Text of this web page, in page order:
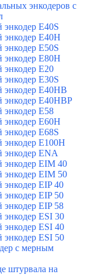
энкодеров с
E40S
E40H
E50S
E80H
E20
E30S
E40HB
E40HBP
E58
E60H
E68S
E100H
энкодер ENA
EIM 40
EIM 50
EIP 40
EIP 50
EIP 58
ESI 30
ESI 40
ESI 50
с мерным
штурвала на